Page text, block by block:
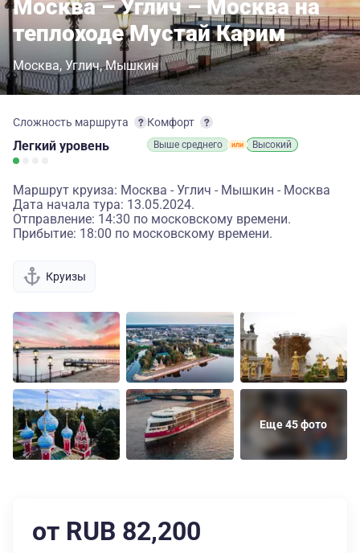
Москва – Углич – Москва на
теплоходе Мустай Карим
Москва Углич Мышкин
Сложность маршрута
Легкий уровень
Комфорт
Выше среднего Высокий
Маршрут круиза: Москва - Углич - Мышкин - Москва
Дата начала тура: 13.05.2024.
Отправление: 14:30 по московскому времени.
Прибытие: 18:00 по московскому времени.
Круизы
Еще 45 фото
от RUB 82,200